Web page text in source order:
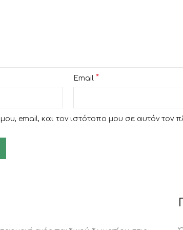
Email *
email, και τον ιστότοπο μου σε αυτόν τον